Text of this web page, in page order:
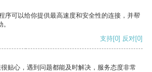
序可以给你提供最高速度和安全性的连接，并帮
支持[0] 反对[0]
贴心，遇到问题都能及时解决，服务态度非常